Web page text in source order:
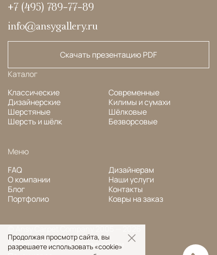
+7 (495) 789-77-89
info@ansygallery.ru
Скачать презентацию PDF
Каталог
Классические
Дизайнерские
Шерстяные
Шерсть и шёлк
Современные
Килимы и сумахи
Шёлковые
Безворсовые
Меню
FAQ
О компании
Блог
Портфолио
Дизайнерам
Наши услуги
Контакты
Ковры на заказ
Политика конфиденциальности
Продолжая просмотр сайта, вы
разрешаете использовать «cookie»